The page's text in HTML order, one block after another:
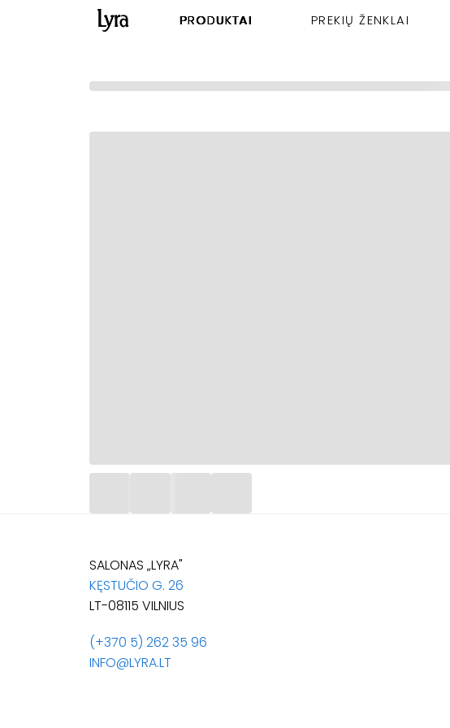
PRODUKTAI PREKIŲ ŽENKLAI
SALONAS „LYRA"
KĘSTUČIO G. 26
LT-08115 VILNIUS
(+370 5) 262 35 96
INFO@LYRA.LT